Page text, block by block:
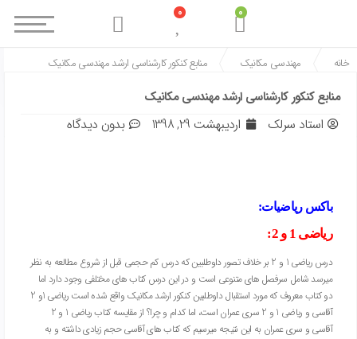
خانه مهندسی مکانیک منابع کنکور کارشناسی ارشد مهندسی مکانیک
منابع کنکور کارشناسی ارشد مهندسی مکانیک
استاد سرلک اردیبهشت 29, 1398 بدون ديدگاه
باکس ریاضیات:
ریاضی 1 و 2:
درس ریاضی 1 و 2 بر خلاف تصور داوطلبین که درس کم حجمی قبل از شروع مطالعه به نظر
میرسد شامل سرفصل های متنوعی است و در این درس کتاب های مختلفی وجود دارد اما
دو کتاب معروف که مورد استقبال داوطلبین کنکور ارشد مکانیک واقع شده است ریاضی 1و 2
آقاسی و ریاضی 1 و 2 سری عمران است، اما کدام و چرا؟
از مقایسه کتاب ریاضی 1 و 2
آقاسی و سری عمران به این نتیجه میرسیم که کتاب های آقاسی حجم زیادی داشته و به
0
0